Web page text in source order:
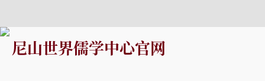
尼山世界儒学中心官网